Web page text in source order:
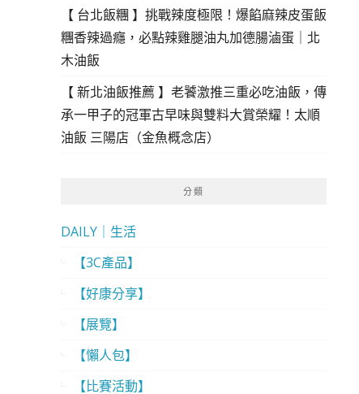
【 台北飯糰 】挑戰辣度極限！爆餡麻辣皮蛋飯
糰香辣過癮，必點辣雞腿油丸加德腸滷蛋｜北
木油飯
【 新北油飯推薦 】老饕激推三重必吃油飯，傳
承一甲子的冠軍古早味與雙料大賞榮耀！太順
油飯 三陽店（金魚概念店）
分類
DAILY｜生活
【3C產品】
【好康分享】
【展覽】
【懶人包】
【比賽活動】